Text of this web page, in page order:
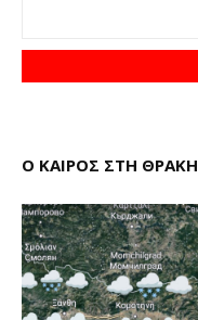
Ο ΚΑΙΡΟΣ ΣΤΗ ΘΡΑΚΗ